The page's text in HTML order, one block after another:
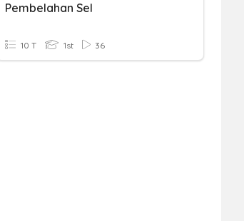
Pembelahan Sel
10 T 1st 36